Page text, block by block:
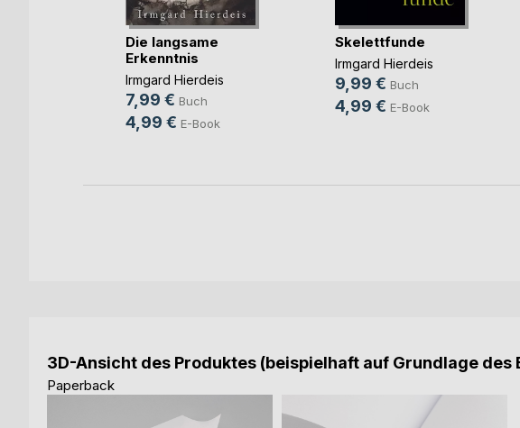
Die langsame
Erkenntnis
Irmgard Hierdeis
7,99 € Buch
4,99 € E-Book
Skelettfunde
Irmgard Hierdeis
9,99 € Buch
4,99 € E-Book
3D-Ansicht des Produktes (beispielhaft auf Grundlage
Paperback